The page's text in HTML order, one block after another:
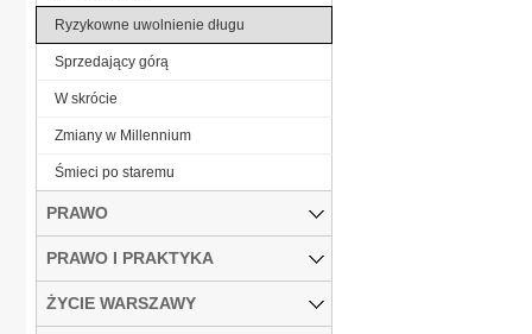
Ryzykowne uwolnienie długu
Sprzedający górą
W skrócie
Zmiany w Millennium
Śmieci po staremu
PRAWO
PRAWO I PRAKTYKA
ŻYCIE WARSZAWY